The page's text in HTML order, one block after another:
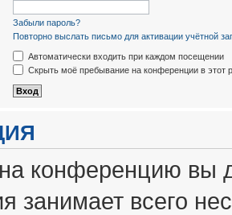
Забыли пароль?
Повторно выслать письмо для активации учётной
Автоматически входить при каждом посещении
Скрыть моё пребывание на конференции в этот
конференцию вы
занимает всего